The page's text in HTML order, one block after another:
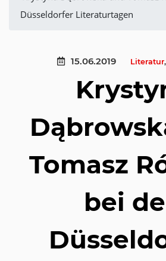
Düsseldorfer Literaturtagen
15.06.2019 Literatur,
Tomasz
bei